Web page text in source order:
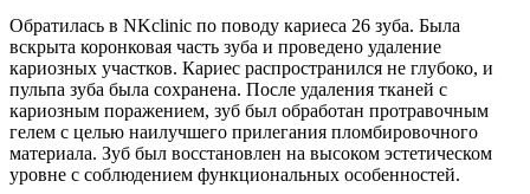
Обратилась в NKclinic по поводу кариеса 26 зуба. Была
вскрыта коронковая часть зуба и проведено удаление
кариозных участков. Кариес распространился не глубоко, и
пульпа зуба была сохранена. После удаления тканей с
кариозным поражением, зуб был обработан протравочным
гелем с целью наилучшего прилегания пломбировочного
материала. Зуб был восстановлен на высоком эстетическом
уровне с соблюдением функциональных особенностей.